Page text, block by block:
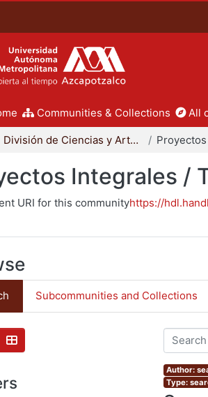
Communities & Collections All
División de Ciencias y Artes para el Diseño
Integrales /
URI for this communityhttps://
Subcommunities and Collections
Author:
Type: